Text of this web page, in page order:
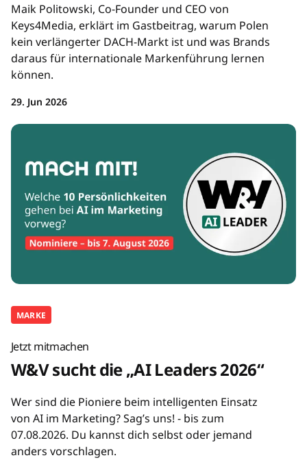
Maik Politowski, Co-Founder und CEO von
Keys4Media, erklärt im Gastbeitrag, warum Polen
kein verlängerter DACH-Markt ist und was Brands
daraus für internationale Markenführung lernen
können.
29. Jun 2026
MARKE
Jetzt mitmachen
W&V sucht die „AI Leaders 2026“
Wer sind die Pioniere beim intelligenten Einsatz
von AI im Marketing? Sag’s uns! - bis zum
07.08.2026. Du kannst dich selbst oder jemand
anders vorschlagen.